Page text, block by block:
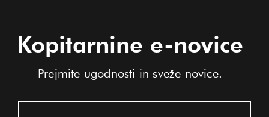
Kopitarnine e-novice
Prejmite ugodnosti in sveže novice.